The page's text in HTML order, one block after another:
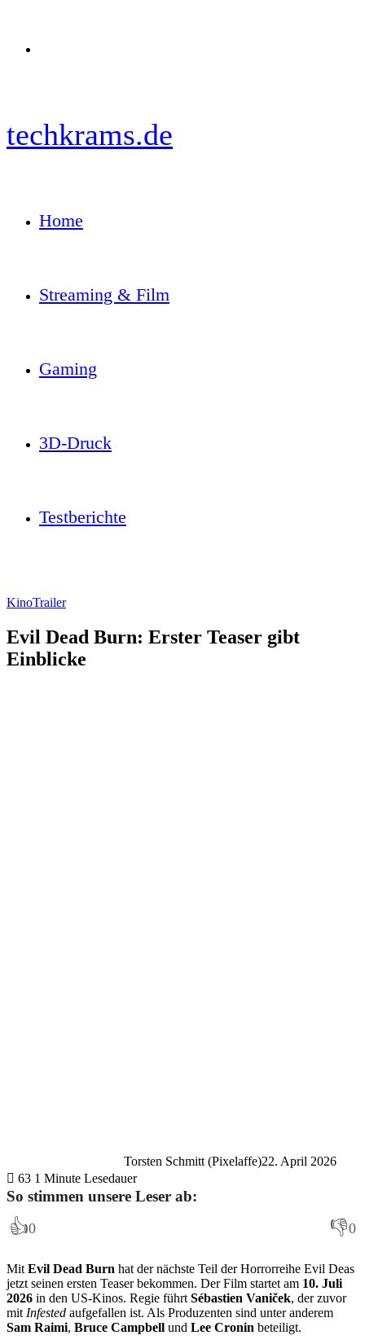
techkrams.de
Home
Streaming & Film
Gaming
3D-Druck
Testberichte
KinoTrailer
Evil Dead Burn: Erster Teaser gibt
Einblicke
Torsten Schmitt (Pixelaffe)22. April 2026
63 1 Minute Lesedauer
So stimmen unsere Leser ab:
👍0 👎0
Mit Evil Dead Burn hat der nächste Teil der Horrorreihe Evil Deas
jetzt seinen ersten Teaser bekommen. Der Film startet am 10. Juli
2026 in den US-Kinos. Regie führt Sébastien Vaniček, der zuvor
mit Infested aufgefallen ist. Als Produzenten sind unter anderem
Sam Raimi, Bruce Campbell und Lee Cronin beteiligt.